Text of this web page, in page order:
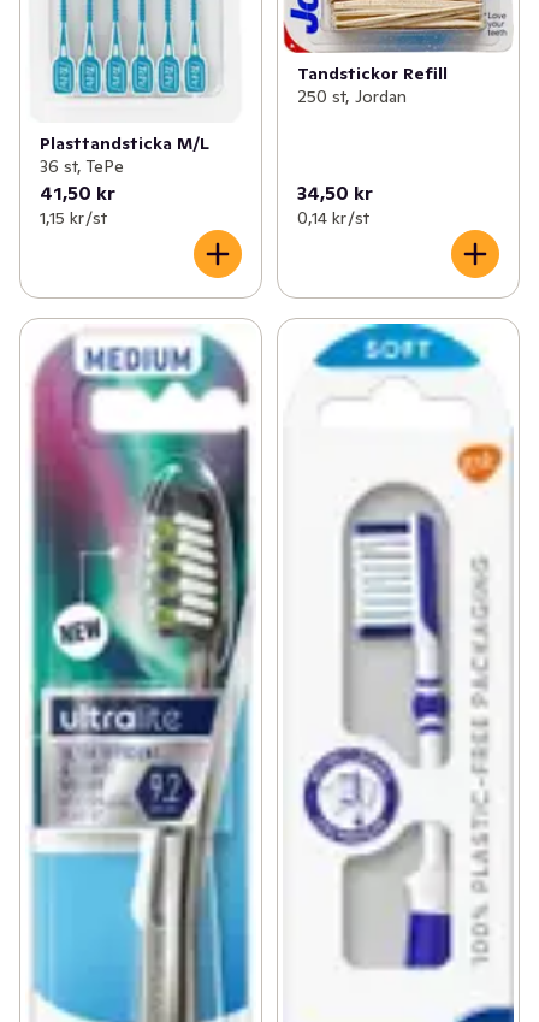
Plasttandsticka M/L
36 st, TePe
41,50 kr
1,15 kr /st
Tandstickor Refill
250 st, Jordan
34,50 kr
0,14 kr /st